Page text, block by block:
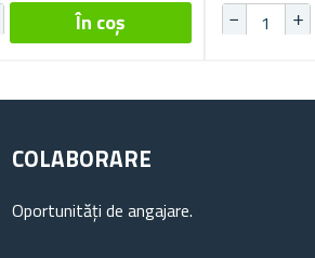
COLABORARE
Oportunități de angajare.